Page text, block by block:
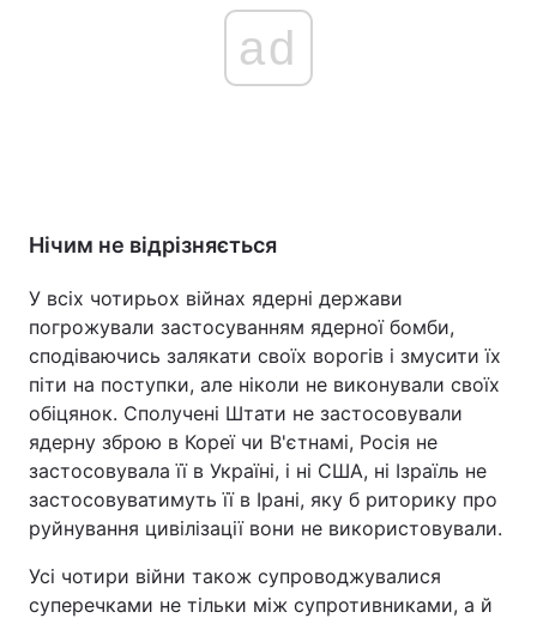
ad
Нічим не відрізняється
У всіх чотирьох війнах ядерні держави
погрожували застосуванням ядерної бомби,
сподіваючись залякати своїх ворогів і змусити їх
піти на поступки, але ніколи не виконували своїх
обіцянок. Сполучені Штати не застосовували
ядерну зброю в Кореї чи В'єтнамі, Росія не
застосовувала її в Україні, і ні США, ні Ізраїль не
застосовуватимуть її в Ірані, яку б риторику про
руйнування цивілізації вони не використовували.
Усі чотири війни також супроводжувалися
суперечками не тільки між супротивниками, а й